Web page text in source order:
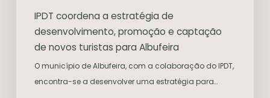
IPDT coordena a estratégia de
desenvolvimento, promoção e captação
de novos turistas para Albufeira
O município de Albufeira, com a colaboração do IPDT,
encontra-se a desenvolver uma estratégia para…